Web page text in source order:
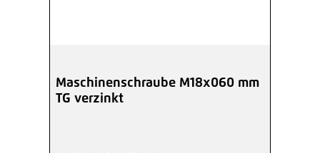
Maschinenschraube M18x060 mm
TG verzinkt